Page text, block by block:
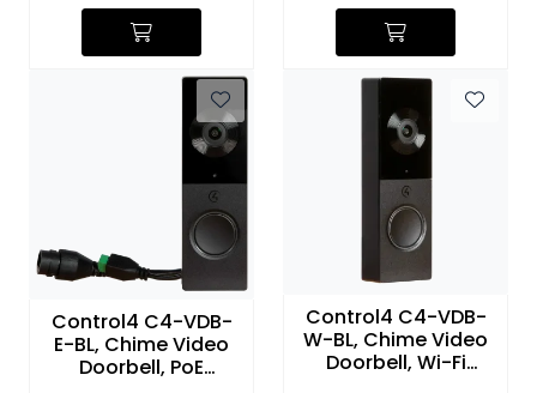
Control4 C4-VDB-
E-BL, Chime Video
Doorbell, PoE
Control4 C4-VDB-
W-BL, Chime Video
Doorbell, Wi-Fi